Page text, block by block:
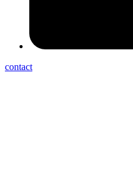
contact